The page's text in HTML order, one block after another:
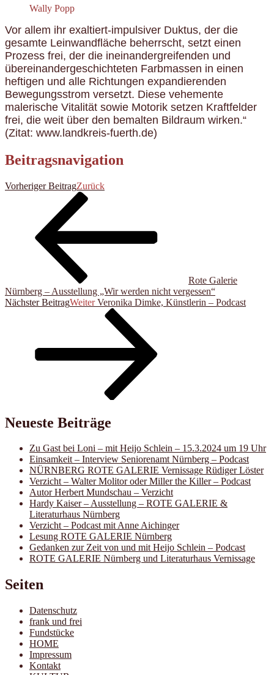
Wally Popp
Vor allem ihr exaltiert-impulsiver Duktus, der die
gesamte Leinwandfläche beherrscht, setzt einen
Prozess frei, der die ineinandergreifenden und
übereinandergeschichteten Farbmassen in einen
heftigen und alle Richtungen expandierenden
Bewegungsstrom versetzt. Diese vehemente
malerische Vitalität sowie Motorik setzen Kraftfelder
frei, die weit über den bemalten Bildraum wirken.“
(Zitat: www.landkreis-fuerth.de)
Beitragsnavigation
Vorheriger BeitragZurück
Rote Galerie
Nürnberg – Ausstellung „Wir werden nicht vergessen“
Nächster BeitragWeiter Veronika Dimke, Künstlerin – Podcast
Neueste Beiträge
Zu Gast bei Loni – mit Heijo Schlein – 15.3.2024 um 19 Uhr
Einsamkeit – Interview Seniorenamt Nürnberg – Podcast
NÜRNBERG ROTE GALERIE Vernissage Rüdiger Löster
Verzicht – Walter Molitor oder Miller the Killer – Podcast
Autor Herbert Mundschau – Verzicht
Hardy Kaiser – Ausstellung – ROTE GALERIE &
Literaturhaus Nürnberg
Verzicht – Podcast mit Anne Aichinger
Lesung ROTE GALERIE Nürnberg
Gedanken zur Zeit von und mit Heijo Schlein – Podcast
ROTE GALERIE Nürnberg und Literaturhaus Vernissage
Seiten
Datenschutz
frank und frei
Fundstücke
HOME
Impressum
Kontakt